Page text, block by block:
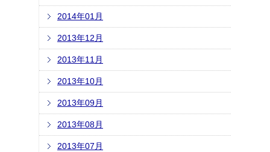
2014年01月
2013年12月
2013年11月
2013年10月
2013年09月
2013年08月
2013年07月